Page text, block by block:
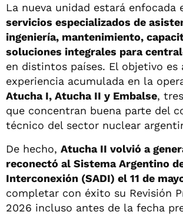
La nueva unidad estará enfocada
servicios especializados de
ingeniería, mantenimiento,
soluciones integrales para
en distintos países. El objetivo es
experiencia acumulada en la
Atucha I, Atucha II y Embalse,
que concentran buena parte del
técnico del sector nuclear
De hecho, Atucha II volvió a
reconectó al Sistema Argentino
Interconexión (SADI) el 11 de
completar con éxito su Revisión
2026 incluso antes de la fecha